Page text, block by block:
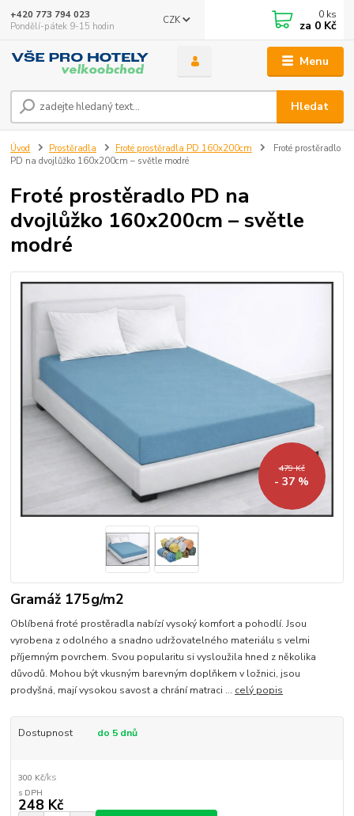
Menu
CZK
Hledat
+420 773 794 023
Pondělí-pátek 9-15 hodin
0 ks
za 0 Kč
Úvod Prostěradla Froté prostěradla PD 160x200cm
Froté prostěradlo
PD na dvojlůžko 160x200cm – světle modré
Froté prostěradlo PD na
dvojlůžko 160x200cm – světle
modré
479 Kč
- 37 %
Gramáž 175g/m2
Oblíbená froté prostěradla nabízí vysoký komfort a pohodlí. Jsou
vyrobena z odolného a snadno udržovatelného materiálu s velmi
příjemným povrchem. Svou popularitu si vysloužila hned z několika
důvodů. Mohou být vkusným barevným doplňkem v ložnici, jsou
prodyšná, mají vysokou savost a chrání matraci ... celý popis
Dostupnost do 5 dnů
300 Kč/ks
248 Kč